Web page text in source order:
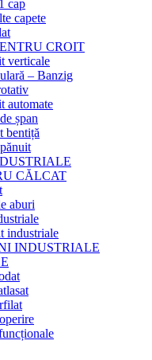
cap
capete
CROIT
verticale
– Banzig
automate
șpan
bentiță
CĂLCAT
aburi
industriale
INDUSTRIALE